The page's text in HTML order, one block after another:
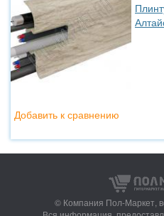
Добавить к сравнению
© Компания Пол-Маркет,